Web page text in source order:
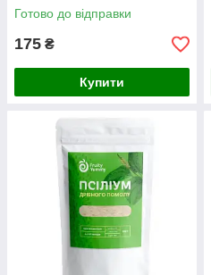
Готово до відправки
175 ₴
Купити